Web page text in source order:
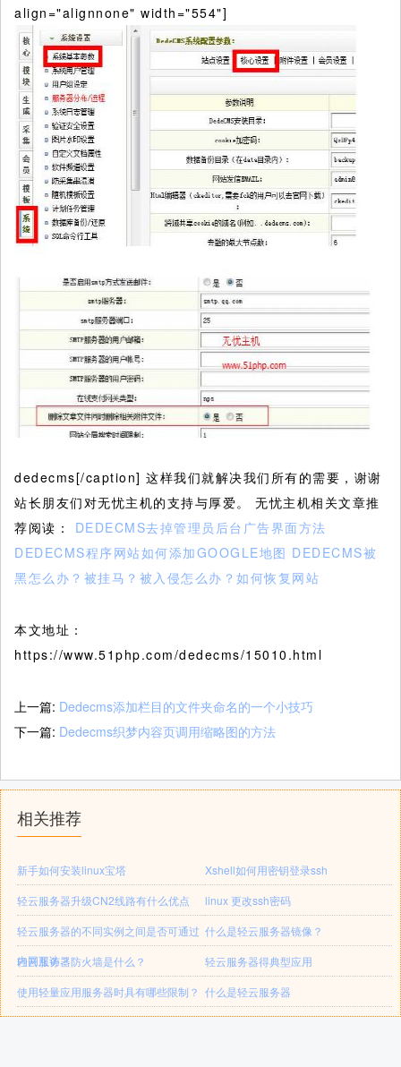
align="alignnone" width="554"]
dedecms[/caption] 这样我们就解决我们所有的需要，谢谢
站长朋友们对无忧主机的支持与厚爱。 无忧主机相关文章推
荐阅读： DEDECMS去掉管理员后台广告界面方法
DEDECMS程序网站如何添加GOOGLE地图 DEDECMS被
黑怎么办？被挂马？被入侵怎么办？如何恢复网站
本文地址：
https://www.51php.com/dedecms/15010.html
上一篇: Dedecms添加栏目的文件夹命名的一个小技巧
下一篇: Dedecms织梦内容页调用缩略图的方法
相关推荐
新手如何安装linux宝塔
Xshell如何用密钥登录ssh
轻云服务器升级CN2线路有什么优点
linux 更改ssh密码
轻云服务器的不同实例之间是否可通过
内网互访？
什么是轻云服务器镜像？
轻云服务器防火墙是什么？
轻云服务器得典型应用
使用轻量应用服务器时具有哪些限制？ 什么是轻云服务器